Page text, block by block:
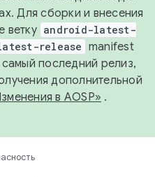
Для сборки и внесения
ветку android-latest-
release manifest
самый последний релиз,
дополнительной
в AOSP» .